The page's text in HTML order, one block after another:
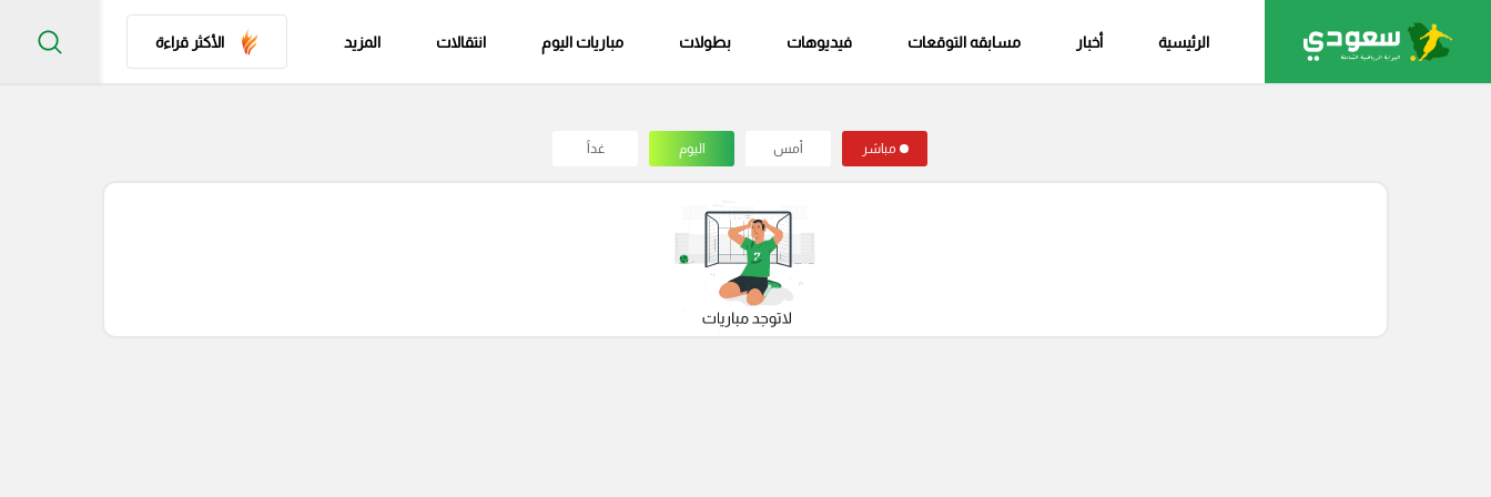
الرئيسية أخبار مسابقه التوقعات فيديوهات بطولات مباريات اليوم انتقالات المزيد الأكثر قراءة
مباشر أمس اليوم غداً